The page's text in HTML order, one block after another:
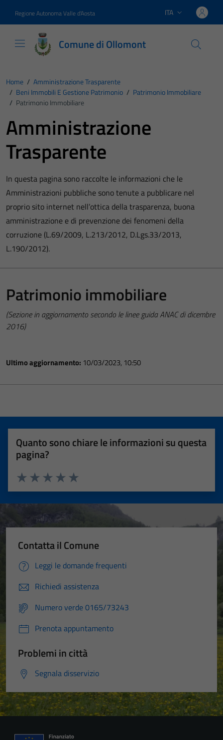
Regione Autonoma Valle d'Aosta Lingua attiva:
ITA
Comune di Ollomont
Home / Amministrazione Trasparente
/ Beni Immobili E Gestione Patrimonio / Patrimonio Immobiliare
/ Patrimonio Immobiliare
Amministrazione
Trasparente
In questa pagina sono raccolte le informazioni che le
Amministrazioni pubbliche sono tenute a pubblicare nel
proprio sito internet nell’ottica della trasparenza, buona
amministrazione e di prevenzione dei fenomeni della
corruzione (L.69/2009, L.213/2012, D.Lgs.33/2013,
L.190/2012).
Patrimonio immobiliare
(Sezione in aggiornamento secondo le linee guida ANAC di dicembre
2016)
Ultimo aggiornamento: 10/03/2023, 10:50
Quanto sono chiare le informazioni su questa
pagina?
Valuta 5 stelle su 5
Valuta 4 stelle su 5
Valuta 3 stelle su 5
Valuta 2 stelle su 5
Valuta 1 stelle su 5
Contatta il Comune
Leggi le domande frequenti
Richiedi assistenza
Numero verde 0165/73243
Prenota appuntamento
Problemi in città
Segnala disservizio